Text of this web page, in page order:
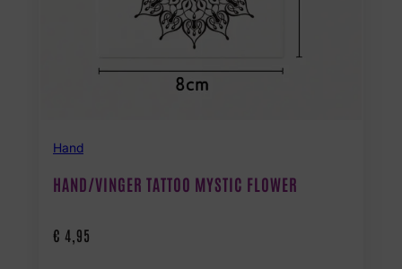
Hand
HAND/VINGER TATTOO MYSTIC FLOWER
€ 4,95